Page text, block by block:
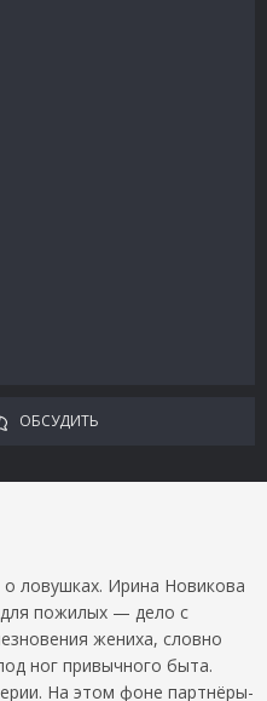
ОБСУДИТЬ
ловушках. Ирина Новикова
для пожилых — дело с
жениха, словно
ног привычного быта.
На этом фоне партнёры-